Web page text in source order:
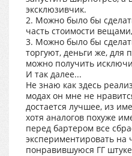
эксклюзивчик.
2. Можно было бы
часть стоимости
3. Можно было бы
торгуют, деньги же, для
можно получить
И так далее...
Не знаю как здесь
модах он мне не
достается лучшее, из
хотя аналогов похуже
перед бартером все
экспериментировать на
понравившуюся ГГ